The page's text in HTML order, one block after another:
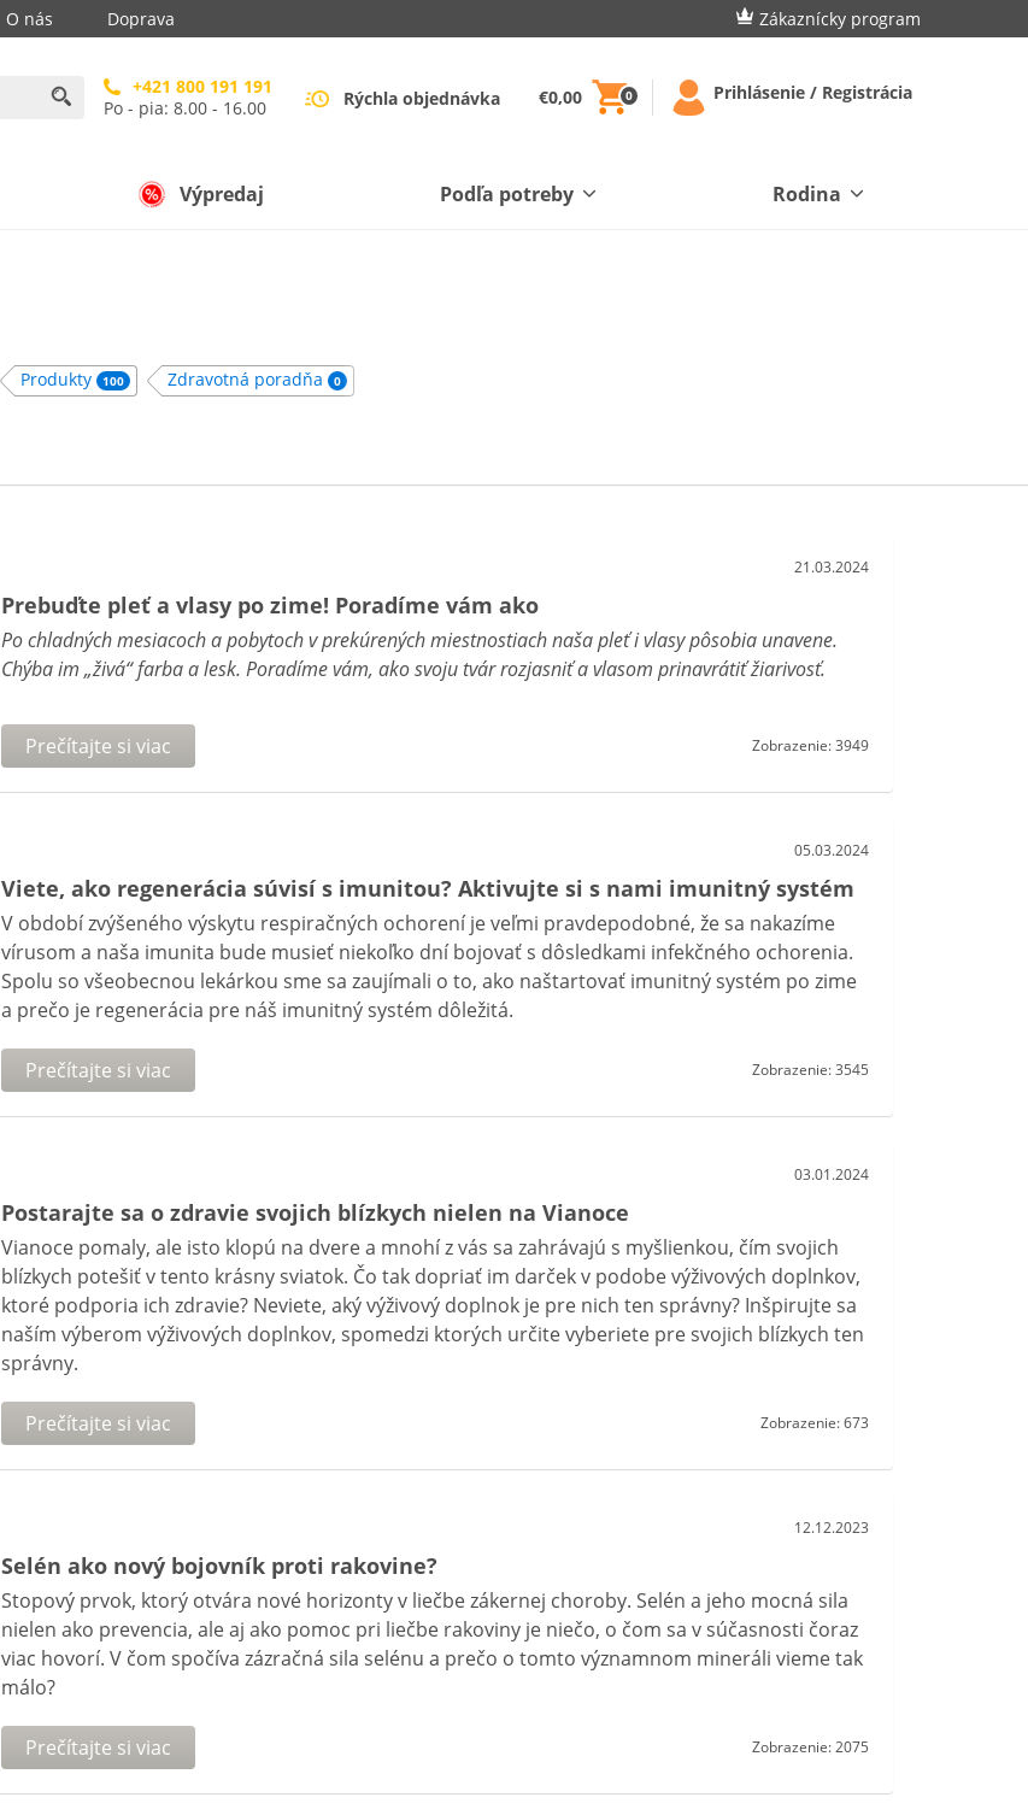
O nás Doprava Zákaznícky program
+421 800 191 191
Po - pia: 8.00 - 16.00
Rýchla objednávka €0,00 0 Prihlásenie / Registrácia
Výpredaj Podľa potreby Rodina
Produkty 100 Zdravotná poradňa 0
21.03.2024
Prebuďte pleť a vlasy po zime! Poradíme vám ako
Po chladných mesiacoch a pobytoch v prekúrených miestnostiach naša pleť i vlasy pôsobia unavene.
Chýba im „živá“ farba a lesk. Poradíme vám, ako svoju tvár rozjasniť a vlasom prinavrátiť žiarivosť.
Prečítajte si viac Zobrazenie: 3949
05.03.2024
Viete, ako regenerácia súvisí s imunitou? Aktivujte si s nami imunitný systém
V období zvýšeného výskytu respiračných ochorení je veľmi pravdepodobné, že sa nakazíme
vírusom a naša imunita bude musieť niekoľko dní bojovať s dôsledkami infekčného ochorenia.
Spolu so všeobecnou lekárkou sme sa zaujímali o to, ako naštartovať imunitný systém po zime
a prečo je regenerácia pre náš imunitný systém dôležitá.
Prečítajte si viac Zobrazenie: 3545
03.01.2024
Postarajte sa o zdravie svojich blízkych nielen na Vianoce
Vianoce pomaly, ale isto klopú na dvere a mnohí z vás sa zahrávajú s myšlienkou, čím svojich
blízkych potešiť v tento krásny sviatok. Čo tak dopriať im darček v podobe výživových doplnkov,
ktoré podporia ich zdravie? Neviete, aký výživový doplnok je pre nich ten správny? Inšpirujte sa
naším výberom výživových doplnkov, spomedzi ktorých určite vyberiete pre svojich blízkych ten
správny.
Prečítajte si viac Zobrazenie: 673
12.12.2023
Selén ako nový bojovník proti rakovine?
Stopový prvok, ktorý otvára nové horizonty v liečbe zákernej choroby. Selén a jeho mocná sila
nielen ako prevencia, ale aj ako pomoc pri liečbe rakoviny je niečo, o čom sa v súčasnosti čoraz
viac hovorí. V čom spočíva zázračná sila selénu a prečo o tomto významnom mineráli vieme tak
málo?
Prečítajte si viac Zobrazenie: 2075